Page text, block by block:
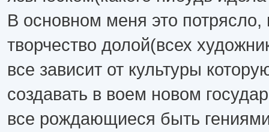
В основном меня это потрясло,
творчество долой(всех
все зависит от культуры
создавать в воем новом
все рождающиеся быть